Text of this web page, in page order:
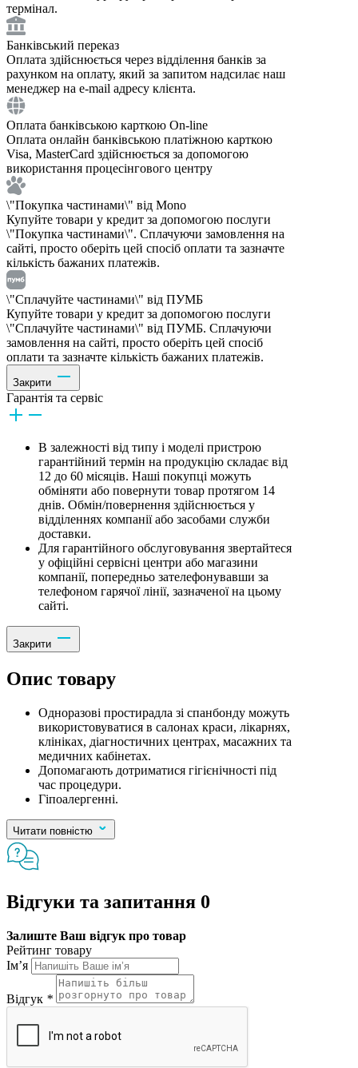
термінал.
Банківський переказ
Оплата здійснюється через відділення банків за
рахунком на оплату, який за запитом надсилає наш
менеджер на e-mail адресу клієнта.
Оплата банківською карткою On-line
Оплата онлайн банківською платіжною карткою
Visa, MasterCard здійснюється за допомогою
використання процесінгового центру
\"Покупка частинами\" від Mono
Купуйте товари у кредит за допомогою послуги
\"Покупка частинами\". Сплачуючи замовлення на
сайті, просто оберіть цей спосіб оплати та зазначте
кількість бажаних платежів.
\"Сплачуйте частинами\" від ПУМБ
Купуйте товари у кредит за допомогою послуги
\"Сплачуйте частинами\" від ПУМБ. Сплачуючи
замовлення на сайті, просто оберіть цей спосіб
оплати та зазначте кількість бажаних платежів.
Закрити
Гарантія та сервіс
В залежності від типу і моделі пристрою
гарантійний термін на продукцію складає від
12 до 60 місяців. Наші покупці можуть
обміняти або повернути товар протягом 14
днів. Обмін/повернення здійснюється у
відділеннях компанії або засобами служби
доставки.
Для гарантійного обслуговування звертайтеся
у офіційні сервісні центри або магазини
компанії, попередньо зателефонувавши за
телефоном гарячої лінії, зазначеної на цьому
сайті.
Закрити
Опис товару
Одноразові простирадла зі спанбонду можуть
використовуватися в салонах краси, лікарнях,
клініках, діагностичних центрах, масажних та
медичних кабінетах.
Допомагають дотриматися гігієнічності під
час процедури.
Гіпоалергенні.
Читати повністю
Відгуки та запитання 0
Залиште Ваш відгук про товар
Рейтинг товару
Ім’я
Відгук *